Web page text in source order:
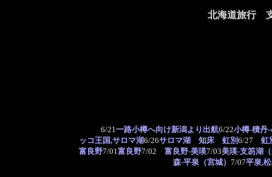
北海道旅行
6/21 一路小樽へ向け新潟より出航6/22小樽-積丹-
ッコ王国,サロマ湖6/26サロマ湖 知床 虹別 6/27 虹
富良野7/01 富良野7/02 富良野-美瑛7/03美瑛-支笏湖
森-平泉（宮城） 7/07平泉,